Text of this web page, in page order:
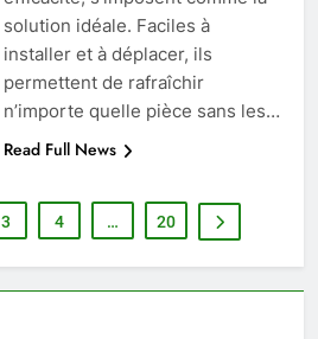
solution idéale. Faciles à
installer et à déplacer, ils
permettent de rafraîchir
n’importe quelle pièce sans les…
Read Full News
3 4 … 20